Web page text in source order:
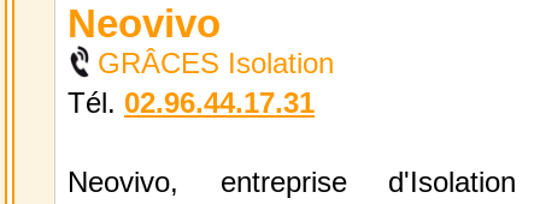
Neovivo
GRÂCES Isolation
Tél. 02.96.44.17.31
Neovivo, entreprise